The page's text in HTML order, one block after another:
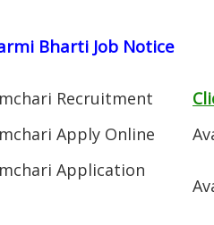
Bharti Job Notice
Recruitment
Apply Online
Application